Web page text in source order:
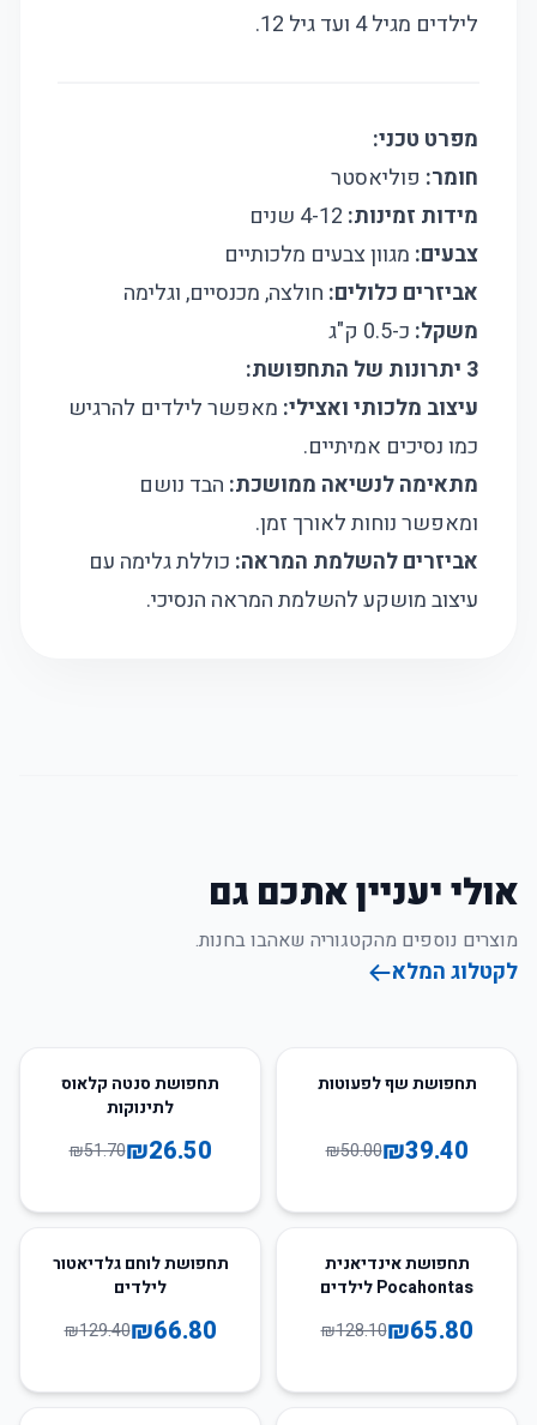
לילדים מגיל 4 ועד גיל 12.
מפרט טכני:
חומר: פוליאסטר
מידות זמינות:
צבעים: מגוון צבעים מלכותיים
אביזרים כלולים: חולצה, מכנסיים, וגלימה
משקל: כ-0.5 ק"ג
3 יתרונות של התחפושת:
עיצוב מלכותי ואצילי: מאפשר לילדים להרגיש
כמו נסיכים אמיתיים.
מתאימה לנשיאה ממושכת: הבד נושם
ומאפשר נוחות לאורך זמן.
אביזרים להשלמת המראה: כוללת גלימה עם
עיצוב מושקע להשלמת המראה הנסיכי.
אולי יעניין אתכם גם
מוצרים נוספים מהקטגוריה שאהבו בחנות.
לקטלוג המלא
21
תחפושת שף לפעוטות
₪39.40
₪50.00
49תחפושת סנטה קלאוס
לתינוקות
₪26.50
₪51.70
תחפושת אינדיאנית
Pocahontas לילדים
₪65.80
₪128.10
48
תחפושת לוחם גלדיאטור
לילדים
₪66.80
₪129.40